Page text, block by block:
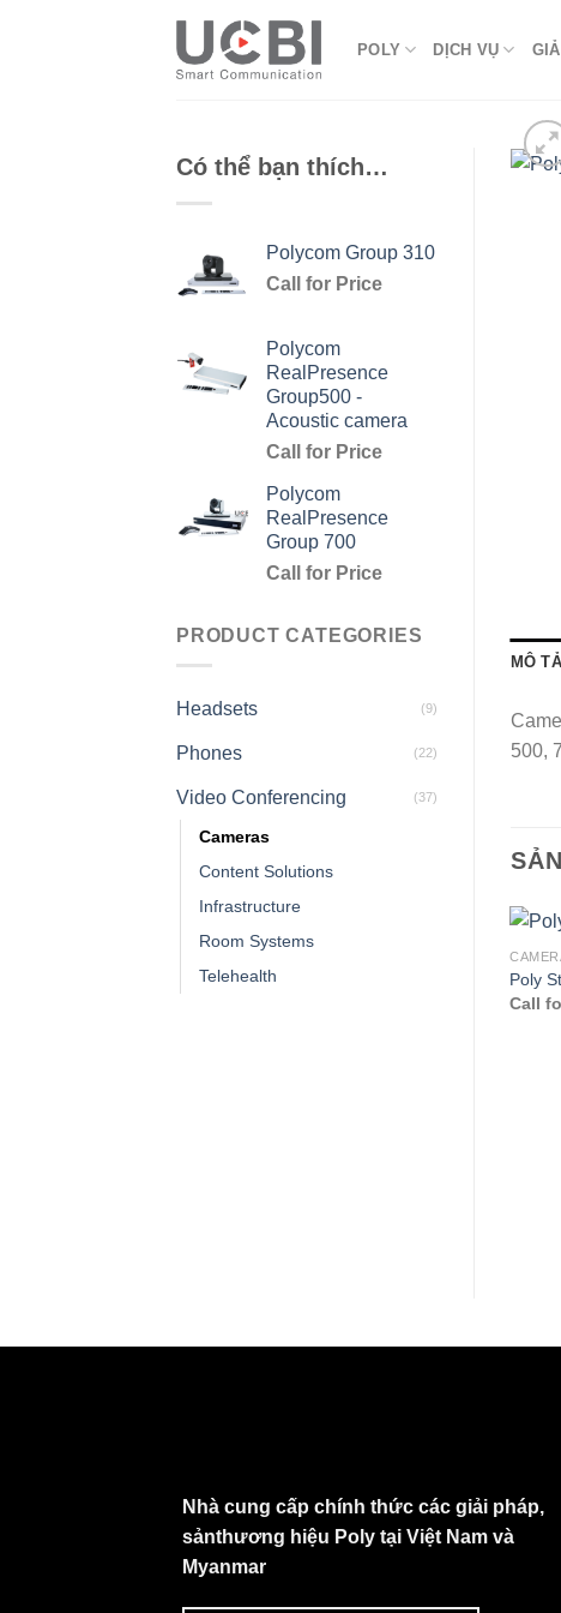
POLY DỊCH VỤ
Có thể bạn thích…
Polycom Group 310
Call for Price
Polycom
RealPresence
Group500 -
Acoustic camera
Call for Price
Polycom
RealPresence
Group 700
Call for Price
PRODUCT CATEGORIES
Headsets (9)
Phones (22)
Video Conferencing (37)
Cameras
Content Solutions
Infrastructure
Room Systems
Telehealth
MÔ TẢ
500,
Poly
Call
Nhà cung cấp chính thức các giải pháp,
sảnthương hiệu Poly tại Việt Nam và
Myanmar